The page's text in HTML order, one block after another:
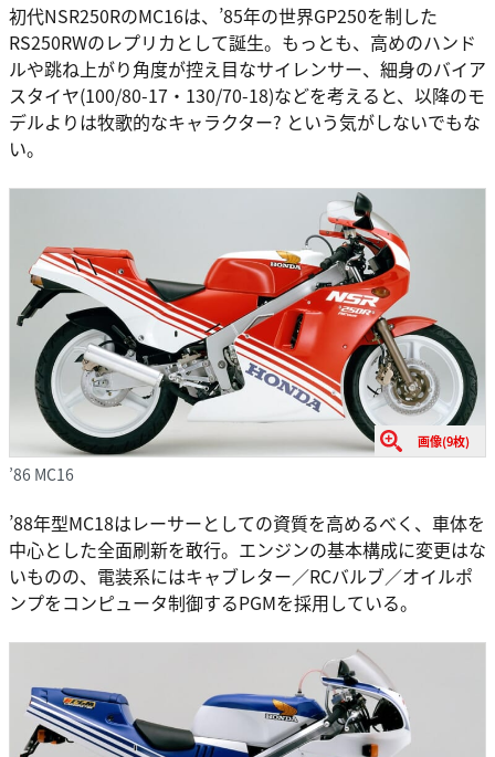
初代NSR250RのMC16は、’85年の世界GP250を制した
RS250RWのレプリカとして誕生。もっとも、高めのハンド
ルや跳ね上がり角度が控え目なサイレンサー、細身のバイア
スタイヤ(100/80-17・130/70-18)などを考えると、以降のモ
デルよりは牧歌的なキャラクター? という気がしないでもな
い。
画像(9枚)
’86 MC16
’88年型MC18はレーサーとしての資質を高めるべく、車体を
中心とした全面刷新を敢行。エンジンの基本構成に変更はな
いものの、電装系にはキャブレター／RCバルブ／オイルポ
ンプをコンピュータ制御するPGMを採用している。